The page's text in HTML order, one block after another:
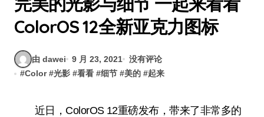
ColorOS 12全新亚克力图标
由 dawei 9 月 23, 2021
没有评论
#Color #光影 #看看 #细节 #美的 #起来
近日，ColorOS 12重磅发布，带来了非常多的